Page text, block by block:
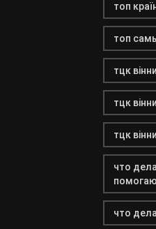
топ
топ
тцк
тцк
тцк
что
что